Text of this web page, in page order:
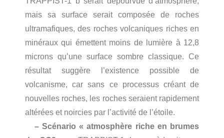
mais sa surface serait composée de roches
ultramafiques, des roches volcaniques riches en
minéraux qui émettent moins de lumière à 12,8
microns qu’une surface sombre classique. Ce
résultat suggère l’existence possible de
volcanisme, car sans ce processus créant de
nouvelles roches, les roches seraient rapidement
altérées et noircies par l’activité de l’étoile.
– Scénario « atmosphère riche en brumes